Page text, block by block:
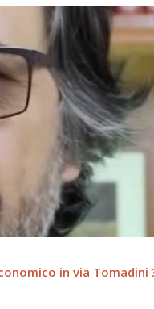
in via Tomadini